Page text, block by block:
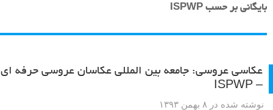
بایگانی بر حسب ISPWP
عکاسی عروسی: جامعه بین المللی عکاسان عروسی حرفه ای
– ISPWP
نوشته شده در ۸ بهمن ۱۳۹۳